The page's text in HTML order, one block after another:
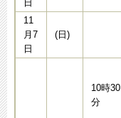
日
11
月7
日
(日)
10時30
分